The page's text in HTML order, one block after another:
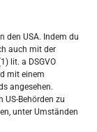
den USA. Indem du
auch mit der
lit. a DSGVO
mit einem
angesehen.
US-Behörden zu
unter Umständen
S S
1
8
15 16